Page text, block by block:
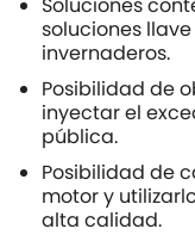
soluciones
invernaderos.
Posibilidad de
inyectar el
pública.
Posibilidad de
motor y
alta calidad.